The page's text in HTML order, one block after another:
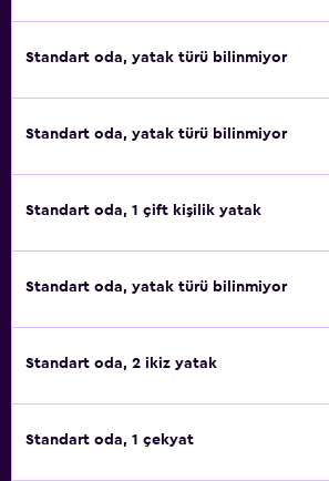
Standart oda, yatak türü bilinmiyor
Standart oda, yatak türü bilinmiyor
Standart oda, 1 çift kişilik yatak
Standart oda, yatak türü bilinmiyor
Standart oda, 2 ikiz yatak
Standart oda, 1 çekyat